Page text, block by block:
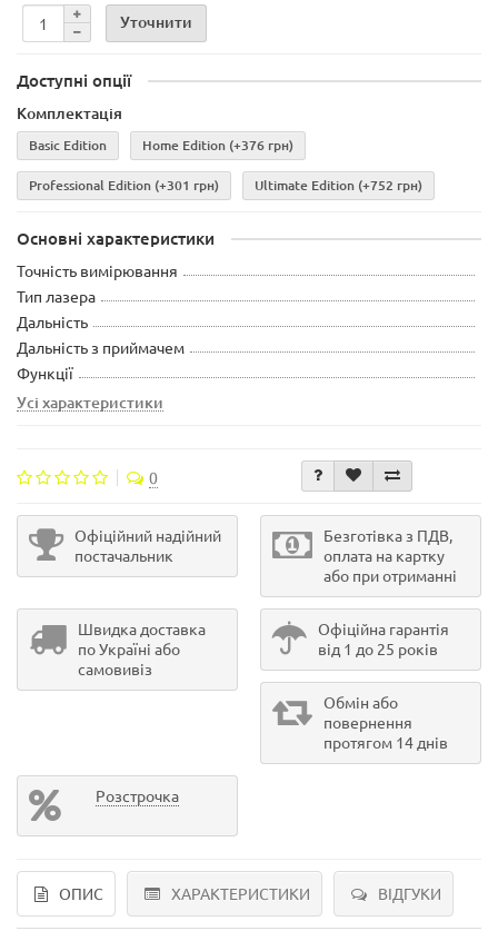
Уточнити
Доступні опції
Комплектація
Basic Edition Home Edition (+376 грн)
Professional Edition (+301 грн) Ultimate Edition (+752 грн)
Основні характеристики
Точність вимірювання
Тип лазера
Дальність
Дальність з приймачем
Функції
Усі характеристики
0
Офіційний надійний
постачальник
Безготівка з ПДВ,
оплата на картку
або при отриманні
Швидка доставка
по Україні або
самовивіз
Офіційна гарантія
від 1 до 25 років
Обмін або
повернення
протягом 14 днів
Розстрочка
ОПИС ХАРАКТЕРИСТИКИ ВІДГУКИ